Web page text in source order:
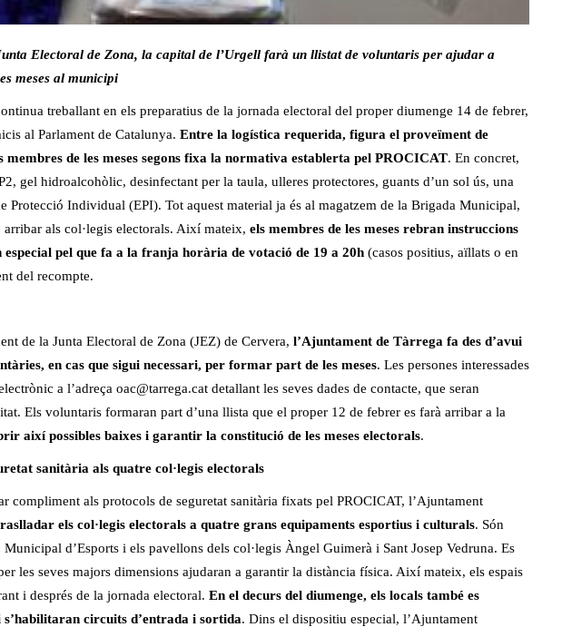
Electoral de Zona, la capital de l’Urgell farà un llistat de voluntaris per ajudar a
meses al municipi
treballant en els preparatius de la jornada electoral del proper diumenge 14 de febrer,
al Parlament de Catalunya. Entre la logística requerida, figura el proveïment de
de les meses segons fixa la normativa establerta pel PROCICAT. En concret,
gel hidroalcohòlic, desinfectant per la taula, ulleres protectores, guants d’un sol ús, una
Protecció Individual (EPI). Tot aquest material ja és al magatzem de la Brigada Municipal,
arribar als col·legis electorals. Així mateix, els membres de les meses rebran instruccions
especial pel que fa a la franja horària de votació de 19 a 20h (casos positius, aïllats o en
del recompte.
de la Junta Electoral de Zona (JEZ) de Cervera, l’Ajuntament de Tàrrega fa des d’avui
en cas que sigui necessari, per formar part de les meses. Les persones interessades
a l’adreça oac@tarrega.cat detallant les seves dades de contacte, que seran
Els voluntaris formaran part d’una llista que el proper 12 de febrer es farà arribar a la
així possibles baixes i garantir la constitució de les meses electorals.
sanitària als quatre col·legis electorals
compliment als protocols de seguretat sanitària fixats pel PROCICAT, l’Ajuntament
els col·legis electorals a quatre grans equipaments esportius i culturals. Són
d’Esports i els pavellons dels col·legis Àngel Guimerà i Sant Josep Vedruna. Es
les seves majors dimensions ajudaran a garantir la distància física. Així mateix, els espais
i després de la jornada electoral. En el decurs del diumenge, els locals també es
circuits d’entrada i sortida. Dins el dispositiu especial, l’Ajuntament